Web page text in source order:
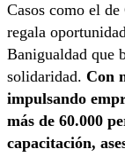
Casos como el
regala
Banigualdad que
solidaridad. Con
impulsando
más de 60.000
capacitación,